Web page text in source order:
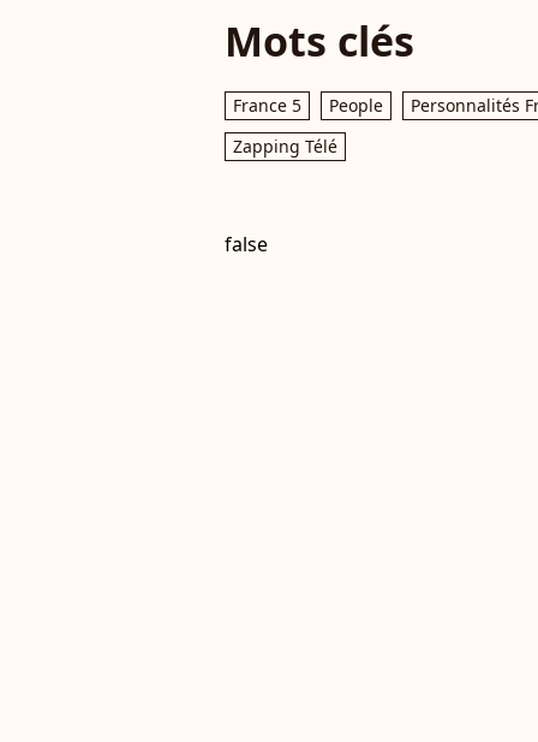
Mots clés
France 5 People Personnalités
Zapping Télé
false